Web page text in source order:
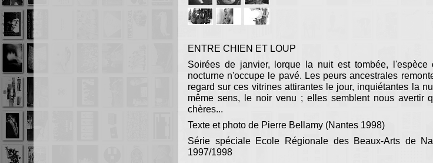
ENTRE CHIEN ET LOUP
Soirées de janvier, lorque la nuit est tombée,
nocturne n'occupe le pavé. Les peurs ancestrales
regard sur ces vitrines attirantes le jour, inquiétantes la
même sens, le noir venu ; elles semblent nous avertir
chères...
Texte et photo de Pierre Bellamy (Nantes 1998)
Série spéciale Ecole Régionale des Beaux-Arts de
1997/1998